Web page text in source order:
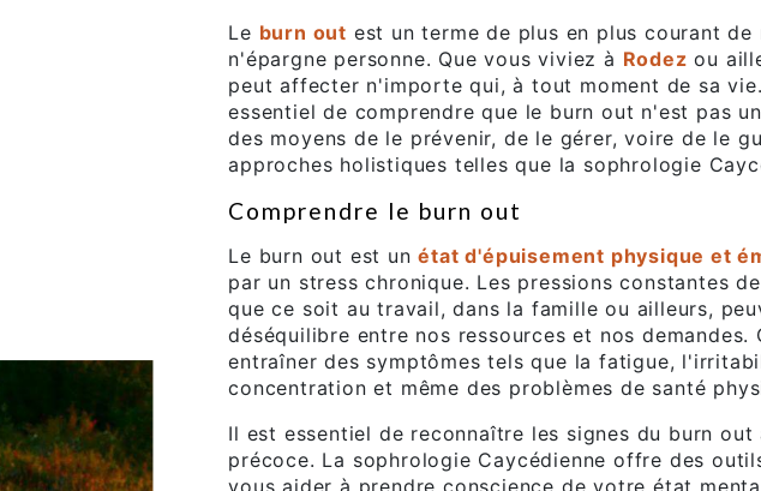
Le burn out est un terme de plus en plus courant de
n'épargne personne. Que vous viviez à Rodez ou
peut affecter n'importe qui, à tout moment de sa
essentiel de comprendre que le burn out n'est pas
des moyens de le prévenir, de le gérer, voire de le
approches holistiques telles que la sophrologie
Comprendre le burn out
Le burn out est unétat d'épuisement physique et
par un stress chronique. Les pressions constantes
que ce soit au travail, dans la famille ou ailleurs,
déséquilibre entre nos ressources et nos demandes.
entraîner des symptômes tels que la fatigue,
concentration et même des problèmes de santé
Il est essentiel de reconnaître les signes du burn out
précoce. La sophrologie Caycédienne offre des